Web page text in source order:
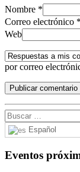
Nombre *
Correo electrónico *
Web
por correo
Español
Eventos